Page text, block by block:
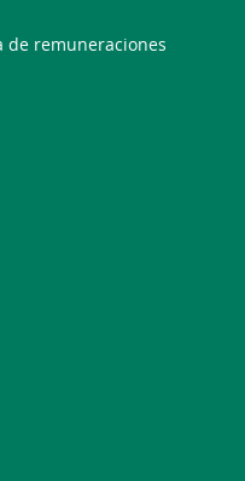
de remuneraciones